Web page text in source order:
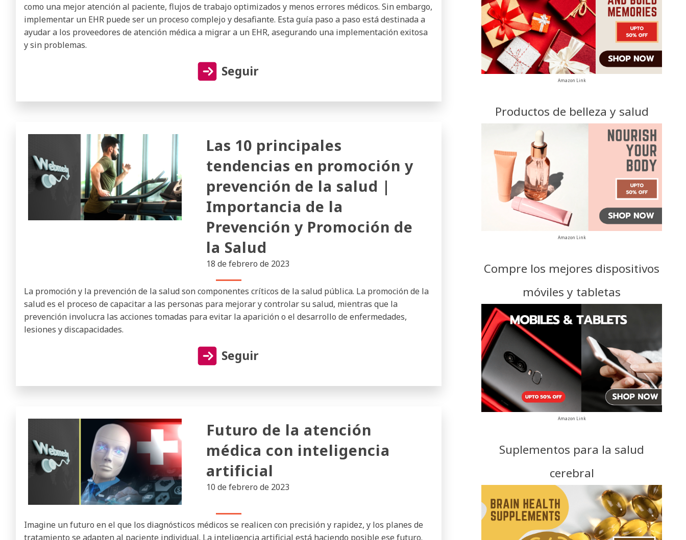
como una mejor atención al paciente, flujos de trabajo optimizados y menos errores médicos. Sin embargo,
implementar un EHR puede ser un proceso complejo y desafiante. Esta guía paso a paso está destinada a
ayudar a los proveedores de atención médica a migrar a un EHR, asegurando una implementación exitosa
y sin problemas.
Seguir
Las 10 principales
tendencias en promoción y
prevención de la salud |
Importancia de la
Prevención y Promoción de
la Salud
18 de febrero de 2023
La promoción y la prevención de la salud son componentes críticos de la salud pública. La promoción de la
salud es el proceso de capacitar a las personas para mejorar y controlar su salud, mientras que la
prevención involucra las acciones tomadas para evitar la aparición o el desarrollo de enfermedades,
lesiones y discapacidades.
Seguir
Futuro de la atención
médica con inteligencia
artificial
10 de febrero de 2023
Imagine un futuro en el que los diagnósticos médicos se realicen con precisión y rapidez, y los planes de
tratamiento se adapten al paciente individual. La inteligencia artificial está haciendo posible ese futuro.
Amazon Link
Productos de belleza y salud
Amazon Link
Compre los mejores dispositivos
móviles y tabletas
Amazon Link
Suplementos para la salud
cerebral